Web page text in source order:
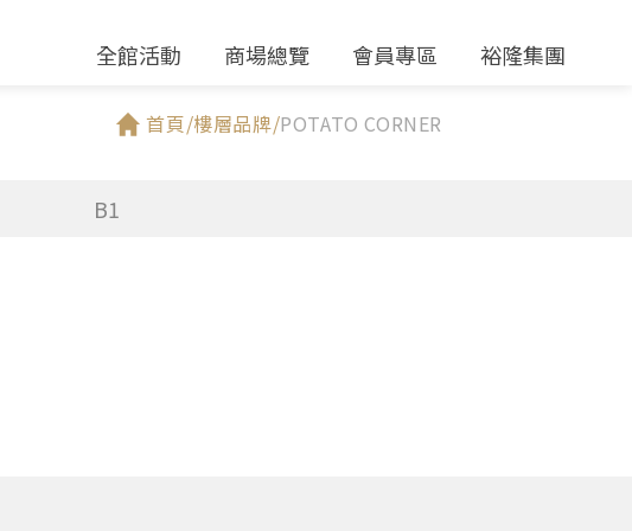
全館活動 商場總覽 會員專區 裕隆集團
首頁/樓層品牌/POTATO CORNER
B1